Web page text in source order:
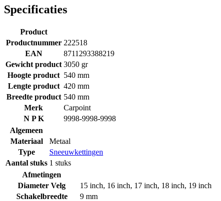
Specificaties
Product
Productnummer 222518
EAN
8711293388219
Gewicht product 3050 gr
Hoogte product 540 mm
Lengte product 420 mm
Breedte product 540 mm
Merk
Carpoint
N P K
9998-9998-9998
Algemeen
Materiaal
Metaal
Type
Sneeuwkettingen
Aantal stuks 1 stuks
Afmetingen
Diameter Velg
15 inch, 16 inch, 17 inch, 18 inch, 19 inch
Schakelbreedte
9 mm